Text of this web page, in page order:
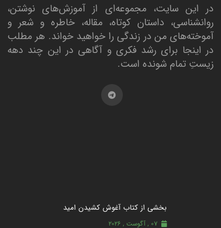
در این سایت، مجموعه‌ای از آموزش‌های نوشتن،
روانشناسی، داستان کوتاه، مقاله، خاطره و شعر و
آموخته‌های من در زندگی را خواهید خواند. هر مطلب
در اینجا برای رشد فکری و آگاهی در این چند دهه
زیستِ تمام شونده است.
بخشی از کتاب آغوش کشیدن امید
07 , آگوست , 2026